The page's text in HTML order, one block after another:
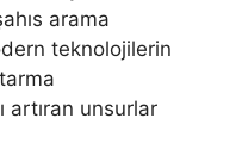
arama
teknolojilerin
artıran unsurlar